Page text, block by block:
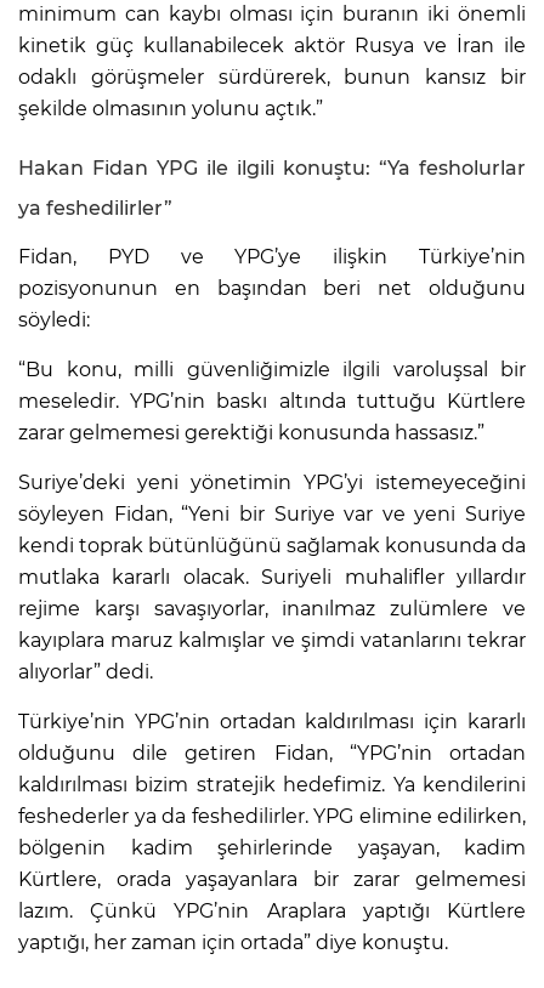
minimum can kaybı olması için buranın iki önemli
kinetik güç kullanabilecek aktör Rusya ve İran ile
odaklı görüşmeler sürdürerek, bunun kansız bir
şekilde olmasının yolunu açtık.”
Hakan Fidan YPG ile ilgili konuştu: “Ya fesholurlar
ya feshedilirler”
Fidan, PYD ve YPG’ye ilişkin Türkiye’nin
pozisyonunun en başından beri net olduğunu
söyledi:
“Bu konu, milli güvenliğimizle ilgili varoluşsal bir
meseledir. YPG’nin baskı altında tuttuğu Kürtlere
zarar gelmemesi gerektiği konusunda hassasız.”
Suriye’deki yeni yönetimin YPG’yi istemeyeceğini
söyleyen Fidan, “Yeni bir Suriye var ve yeni Suriye
kendi toprak bütünlüğünü sağlamak konusunda da
mutlaka kararlı olacak. Suriyeli muhalifler yıllardır
rejime karşı savaşıyorlar, inanılmaz zulümlere ve
kayıplara maruz kalmışlar ve şimdi vatanlarını tekrar
alıyorlar” dedi.
Türkiye’nin YPG’nin ortadan kaldırılması için kararlı
olduğunu dile getiren Fidan, “YPG’nin ortadan
kaldırılması bizim stratejik hedefimiz. Ya kendilerini
feshederler ya da feshedilirler. YPG elimine edilirken,
bölgenin kadim şehirlerinde yaşayan, kadim
Kürtlere, orada yaşayanlara bir zarar gelmemesi
lazım. Çünkü YPG’nin Araplara yaptığı Kürtlere
yaptığı, her zaman için ortada” diye konuştu.